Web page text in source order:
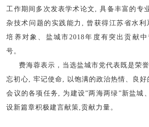
工作期间多次发表学术论文, 具备丰富的专
杂技术问题的实践能力, 曾获得江苏省水利
培养对象、盐城市2018年度有突出贡献
号。
费海蓉表示，当选盐城市党代表既是荣
忘初心, 牢记使命, 以饱满的政治热情、良
会议的各项任务, 为建设”两海两绿”新盐城
设新篇章积极建言献策,贡献力量。